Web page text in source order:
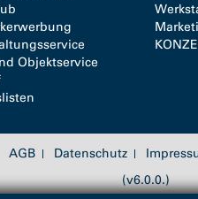
Objektservice
AGB Datenschutz
(v6.0.0.)